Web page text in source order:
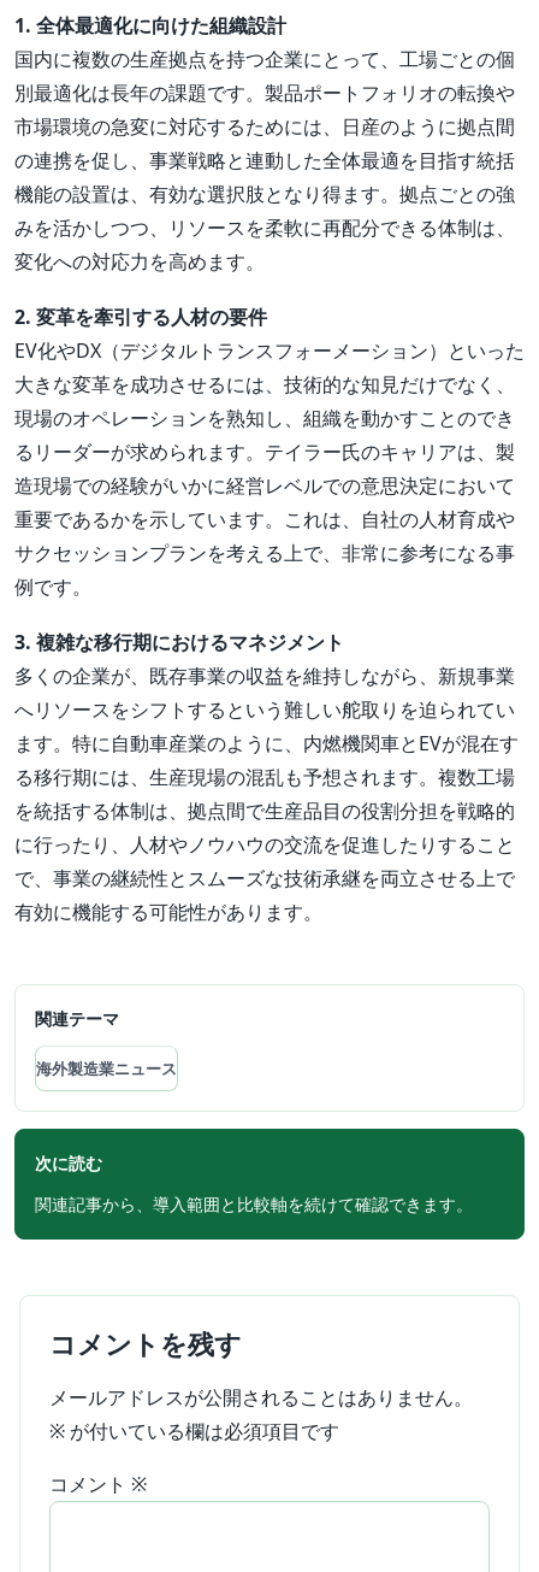
1. 全体最適化に向けた組織設計
国内に複数の生産拠点を持つ企業にとって、工場ごとの個
別最適化は長年の課題です。製品ポートフォリオの転換や
市場環境の急変に対応するためには、日産のように拠点間
の連携を促し、事業戦略と連動した全体最適を目指す統括
機能の設置は、有効な選択肢となり得ます。拠点ごとの強
みを活かしつつ、リソースを柔軟に再配分できる体制は、
変化への対応力を高めます。
2. 変革を牽引する人材の要件
EV化やDX（デジタルトランスフォーメーション）といった
大きな変革を成功させるには、技術的な知見だけでなく、
現場のオペレーションを熟知し、組織を動かすことのでき
るリーダーが求められます。テイラー氏のキャリアは、製
造現場での経験がいかに経営レベルでの意思決定において
重要であるかを示しています。これは、自社の人材育成や
サクセッションプランを考える上で、非常に参考になる事
例です。
3. 複雑な移行期におけるマネジメント
多くの企業が、既存事業の収益を維持しながら、新規事業
へリソースをシフトするという難しい舵取りを迫られてい
ます。特に自動車産業のように、内燃機関車とEVが混在す
る移行期には、生産現場の混乱も予想されます。複数工場
を統括する体制は、拠点間で生産品目の役割分担を戦略的
に行ったり、人材やノウハウの交流を促進したりすること
で、事業の継続性とスムーズな技術承継を両立させる上で
有効に機能する可能性があります。
関連テーマ
海外製造業ニュース
次に読む
関連記事から、導入範囲と比較軸を続けて確認できます。
コメントを残す
メールアドレスが公開されることはありません。
※ が付いている欄は必須項目です
コメント ※